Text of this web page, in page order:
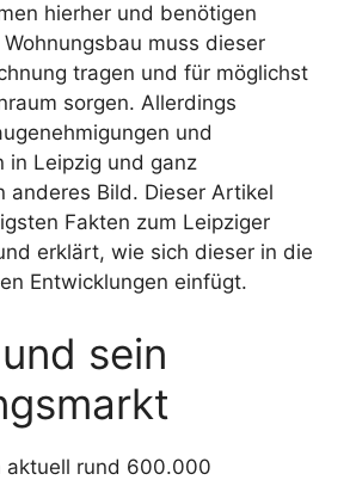
hierher und benötigen
muss dieser
tragen und für möglichst
sorgen. Allerdings
und
in Leipzig und ganz
anderes Bild. Dieser Artikel
Fakten zum Leipziger
erklärt, wie sich dieser in die
Entwicklungen einfügt.
sein
aktuell rund 600.000